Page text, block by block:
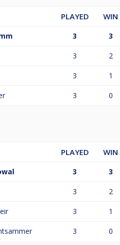
PLAYED WIN
3 3
3 2
3 1
3 0
PLAYED WIN
3 3
3 2
3 1
3 0